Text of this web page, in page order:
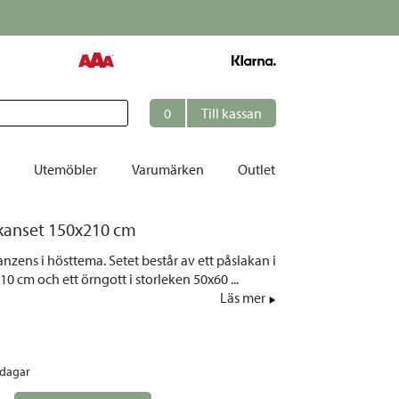
0 Till kassan
Utemöbler Varumärken Outlet
150x210 cm
i hösttema. Setet består av ett påslakan i
cm och ett örngott i storleken 50x60 ...
Läs mer